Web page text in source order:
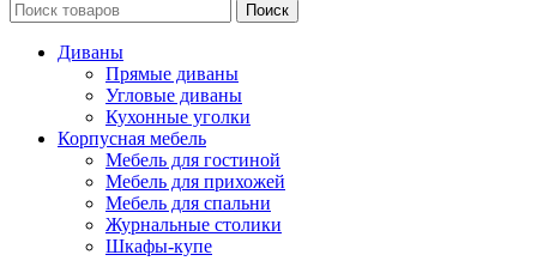
Поиск
Диваны
Прямые диваны
Угловые диваны
Кухонные уголки
Корпусная мебель
Мебель для гостиной
Мебель для прихожей
Мебель для спальни
Журнальные столики
Шкафы-купе